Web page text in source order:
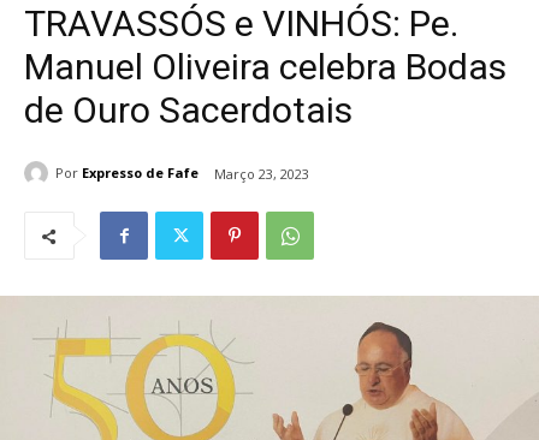
TRAVASSÓS e VINHÓS: Pe.
Manuel Oliveira celebra Bodas
de Ouro Sacerdotais
Por Expresso de Fafe Março 23, 2023